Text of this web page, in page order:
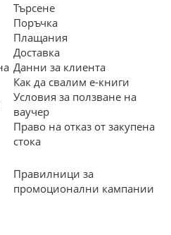
Търсене
Поръчка
Плащания
Доставка
Данни за клиента
Как да свалим е-книги
Условия за ползване на
ваучер
Право на отказ от закупена
стока
Правилници за
промоционални кампании